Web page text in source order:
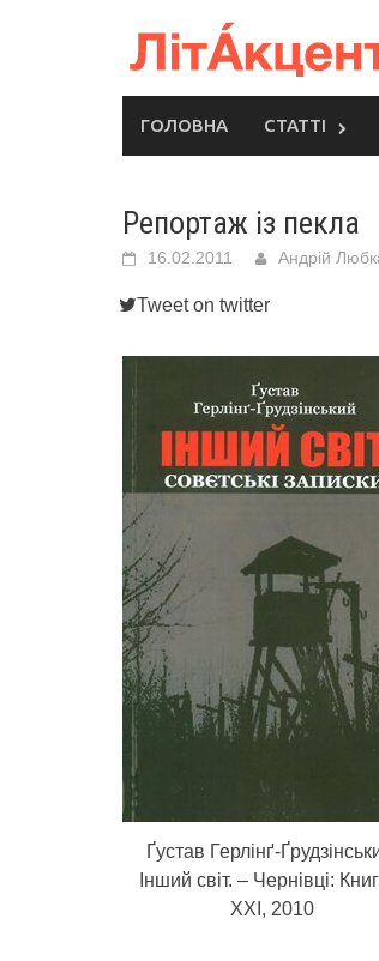
ГОЛОВНА СТАТТІ
Репортаж із пекла
16.02.2011 Андрій
Tweet on twitter
Ґустав Герлінґ-
Інший світ. – Чернівці:
XXI, 2010